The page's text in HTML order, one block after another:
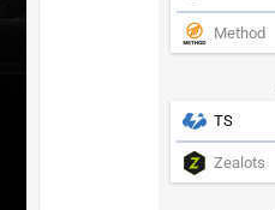
Method
TS
Zealots